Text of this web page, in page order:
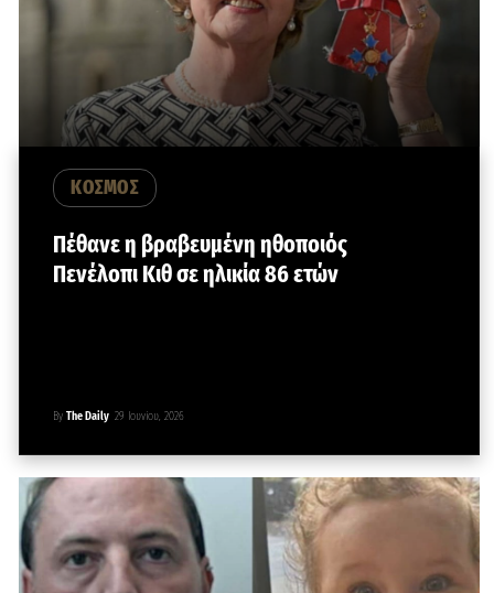
ΚΟΣΜΟΣ
Πέθανε η βραβευμένη ηθοποιός
Πενέλοπι Κιθ σε ηλικία 86 ετών
By The Daily 29 Ιουνίου, 2026